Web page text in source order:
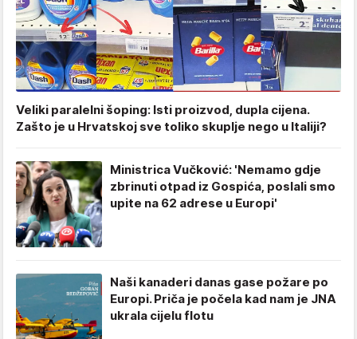
Veliki paralelni šoping: Isti proizvod, dupla cijena.
Zašto je u Hrvatskoj sve toliko skuplje nego u Italiji?
Ministrica Vučković: 'Nemamo gdje
zbrinuti otpad iz Gospića, poslali smo
upite na 62 adrese u Europi'
Naši kanaderi danas gase požare po
Europi. Priča je počela kad nam je JNA
ukrala cijelu flotu